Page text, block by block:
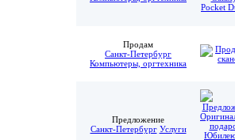
Продам
Санкт-Петербург
Компьютеры, оргтехника
Предложение
Санкт-Петербург Услуги